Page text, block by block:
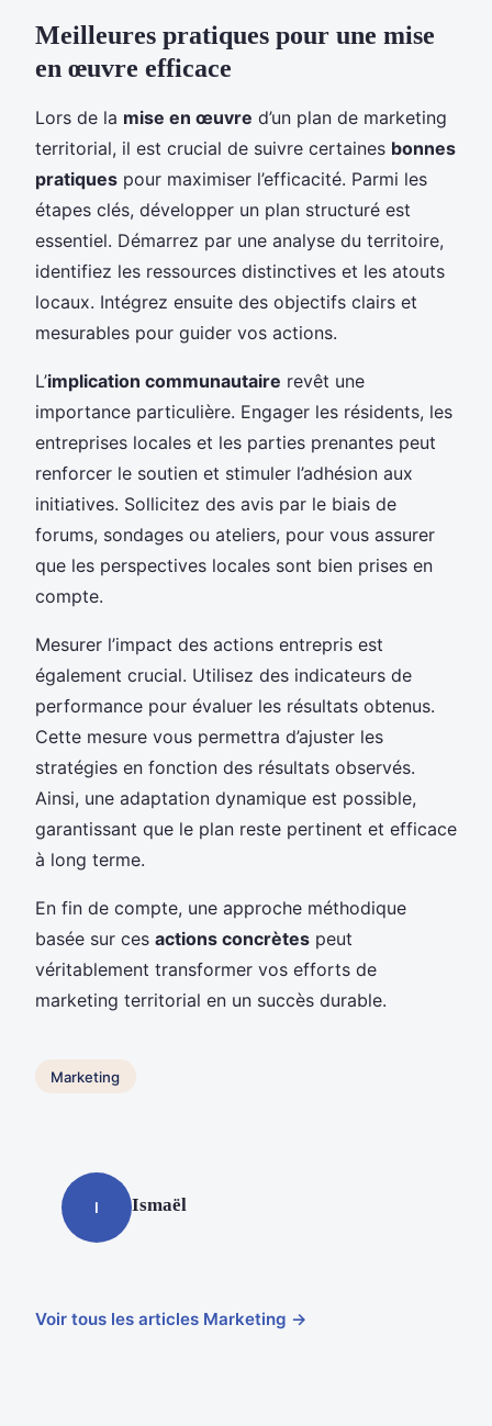
Meilleures pratiques pour une mise
en œuvre efficace
Lors de la mise en œuvre d’un plan de marketing
territorial, il est crucial de suivre certaines bonnes
pratiques pour maximiser l’efficacité. Parmi les
étapes clés, développer un plan structuré est
essentiel. Démarrez par une analyse du territoire,
identifiez les ressources distinctives et les atouts
locaux. Intégrez ensuite des objectifs clairs et
mesurables pour guider vos actions.
L’implication communautaire revêt une
importance particulière. Engager les résidents, les
entreprises locales et les parties prenantes peut
renforcer le soutien et stimuler l’adhésion aux
initiatives. Sollicitez des avis par le biais de
forums, sondages ou ateliers, pour vous assurer
que les perspectives locales sont bien prises en
compte.
Mesurer l’impact des actions entrepris est
également crucial. Utilisez des indicateurs de
performance pour évaluer les résultats obtenus.
Cette mesure vous permettra d’ajuster les
stratégies en fonction des résultats observés.
Ainsi, une adaptation dynamique est possible,
garantissant que le plan reste pertinent et efficace
à long terme.
En fin de compte, une approche méthodique
basée sur ces actions concrètes peut
véritablement transformer vos efforts de
marketing territorial en un succès durable.
Marketing
I Ismaël
Voir tous les articles Marketing →